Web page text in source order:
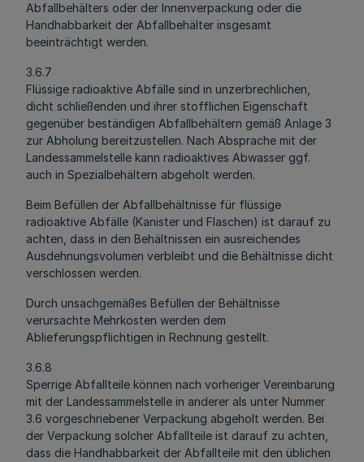
Abfallbehälters oder der Innenverpackung oder die
Handhabbarkeit der Abfallbehälter insgesamt
beeinträchtigt werden.
3.6.7
Flüssige radioaktive Abfälle sind in unzerbrechlichen,
dicht schließenden und ihrer stofflichen Eigenschaft
gegenüber beständigen Abfallbehältern gemäß Anlage 3
zur Abholung bereitzustellen. Nach Absprache mit der
Landessammelstelle kann radioaktives Abwasser ggf.
auch in Spezialbehältern abgeholt werden.
Beim Befüllen der Abfallbehältnisse für flüssige
radioaktive Abfälle (Kanister und Flaschen) ist darauf zu
achten, dass in den Behältnissen ein ausreichendes
Ausdehnungsvolumen verbleibt und die Behältnisse dicht
verschlossen werden.
Durch unsachgemäßes Befüllen der Behältnisse
verursachte Mehrkosten werden dem
Ablieferungspflichtigen in Rechnung gestellt.
3.6.8
Sperrige Abfallteile können nach vorheriger Vereinbarung
mit der Landessammelstelle in anderer als unter Nummer
3.6 vorgeschriebener Verpackung abgeholt werden. Bei
der Verpackung solcher Abfallteile ist darauf zu achten,
dass die Handhabbarkeit der Abfallteile mit den üblichen